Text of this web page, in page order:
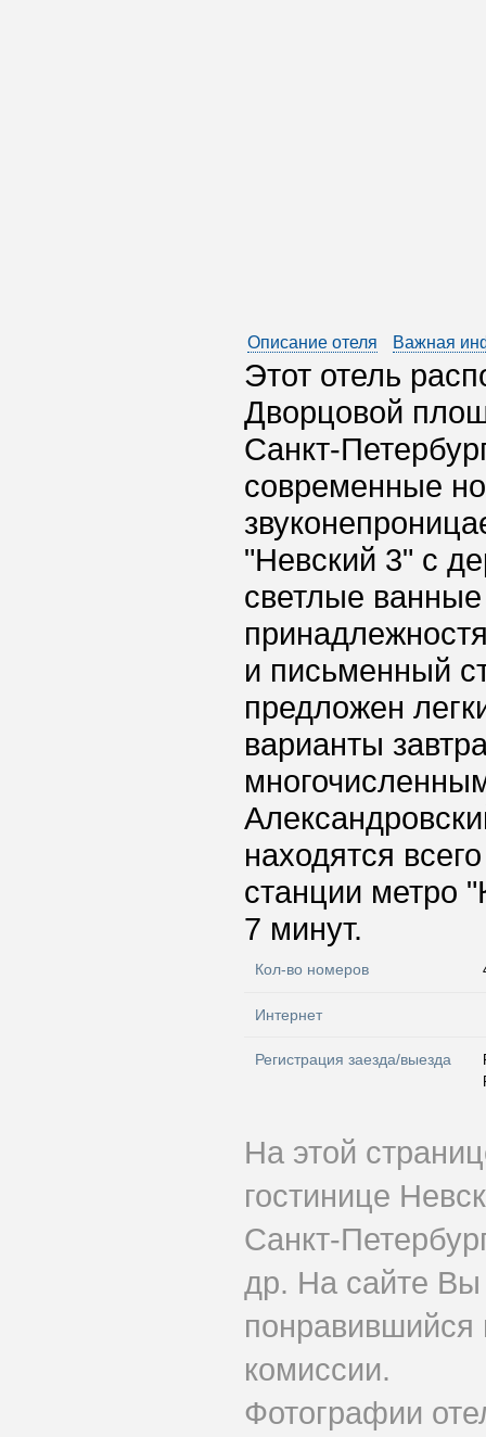
Описание отеля Важная
Этот отель
Дворцовой
Санкт-
современные
"Невский 3" с
светлые
и письменный
предложен
варианты
находятся
станции метро
7 минут.
Кол-во номеров
Интернет
Регистрация заезда/выезда
На этой
гостинице
Санкт-
др. На сайте Вы
понравившийся
комиссии.
Фотографии